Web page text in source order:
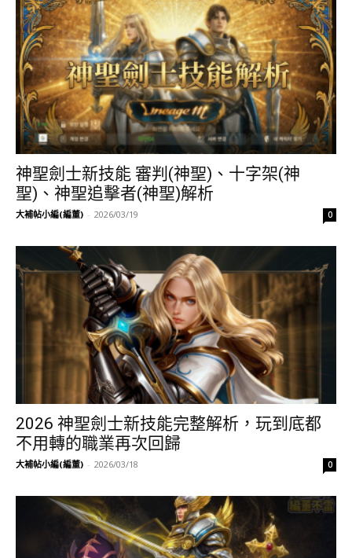
神聖劍士新技能 審判(神聖)、十字架(神
聖)、神聖追擊者(神聖)解析
大補帖小編(編董) - 2026/03/19 0
2026 神聖劍士新技能完整解析，玩到底都
不用轉的職業再次回歸
大補帖小編(編董) - 2026/03/18 0